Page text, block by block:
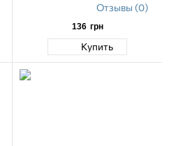
Отзывы (0)
136 грн
Купить